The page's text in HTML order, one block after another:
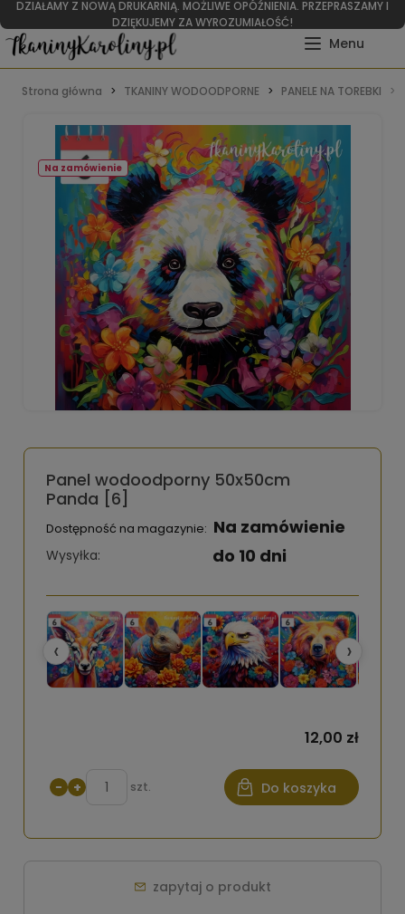
DZIAŁAMY Z NOWĄ DRUKARNIĄ. MOŻLIWE OPÓŹNIENIA. PRZEPRASZAMY I
DZIĘKUJEMY ZA WYROZUMIAŁOŚĆ!
Strona główna TKANINY WODOODPORNE PANELE NA TOREBKI
Na zamówienie
Panel wodoodporny 50x50cm
Panda [6]
Dostępność na magazynie: Na zamówienie
Wysyłka: do 10 dni
‹ ›
12,00 zł
− + szt. Do koszyka
zapytaj o produkt